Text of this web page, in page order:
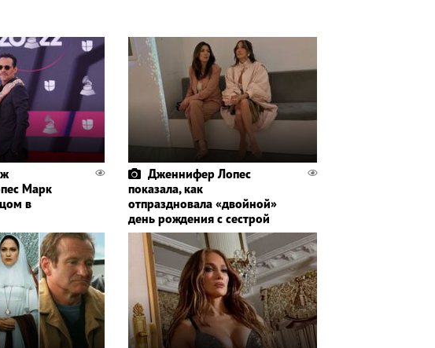
Марк
в
Дженнифер Лопес
показала, как
отпраздновала «двойной»
день рождения с сестрой